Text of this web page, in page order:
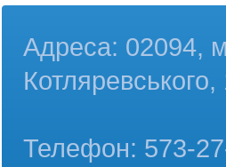
Адреса: 02094,
Котляревського,
Телефон: 573-